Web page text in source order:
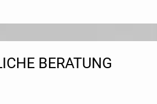
BERATUNG